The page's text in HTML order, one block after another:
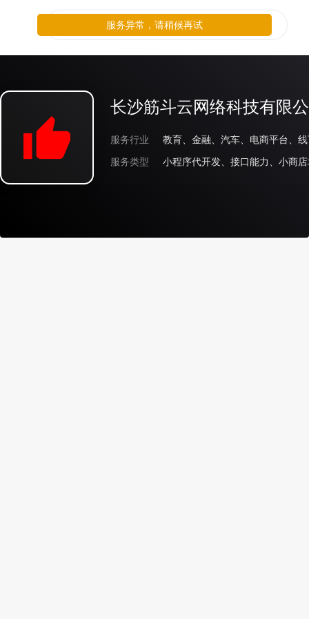
长沙筋斗云网络科技有限
服务行业
教育、金融、汽车、电商平台、
服务类型
小程序代开发、接口能力、小商
服务异常，请稍候再试